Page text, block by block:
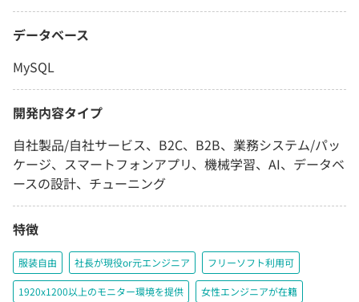
データベース
MySQL
開発内容タイプ
自社製品/自社サービス、B2C、B2B、業務システム/パッ
ケージ、スマートフォンアプリ、機械学習、AI、データベ
ースの設計、チューニング
特徴
服装自由 社長が現役or元エンジニア フリーソフト利用可
1920x1200以上のモニター環境を提供 女性エンジニアが在籍